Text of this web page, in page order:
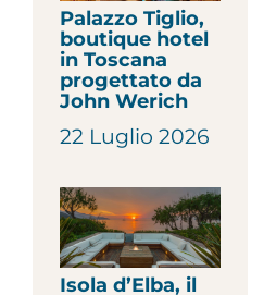
Palazzo Tiglio,
boutique hotel
in Toscana
progettato da
John Werich
22 Luglio 2026
Isola d’Elba, il